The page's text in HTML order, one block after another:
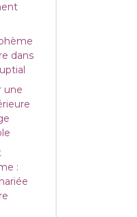
dans
une
: